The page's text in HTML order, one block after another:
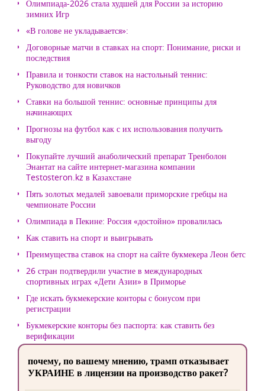
Олимпиада-2026 стала худшей для России за историю
зимних Игр
«В голове не укладывается»:
Договорные матчи в ставках на спорт: Понимание, риски и
последствия
Правила и тонкости ставок на настольный теннис:
Руководство для новичков
Ставки на большой теннис: основные принципы для
начинающих
Прогнозы на футбол как с их использования получить
выгоду
Покупайте лучший анаболический препарат Тренболон
Энантат на сайте интернет-магазина компании
Testosteron.kz в Казахстане
Пять золотых медалей завоевали приморские гребцы на
чемпионате России
Олимпиада в Пекине: Россия «достойно» провалилась
Как ставить на спорт и выигрывать
Преимущества ставок на спорт на сайте букмекера Леон бетс
26 стран подтвердили участие в международных
спортивных играх «Дети Азии» в Приморье
Где искать букмекерские конторы с бонусом при
регистрации
Букмекерские конторы без паспорта: как ставить без
верификации
почему, по вашему мнению, трамп отказывает
УКРАИНЕ в лицензии на производство ракет?